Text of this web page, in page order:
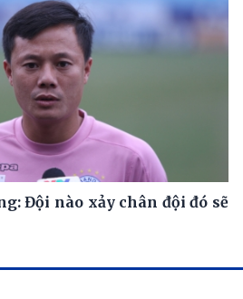
Đội nào xảy chân đội đó sẽ